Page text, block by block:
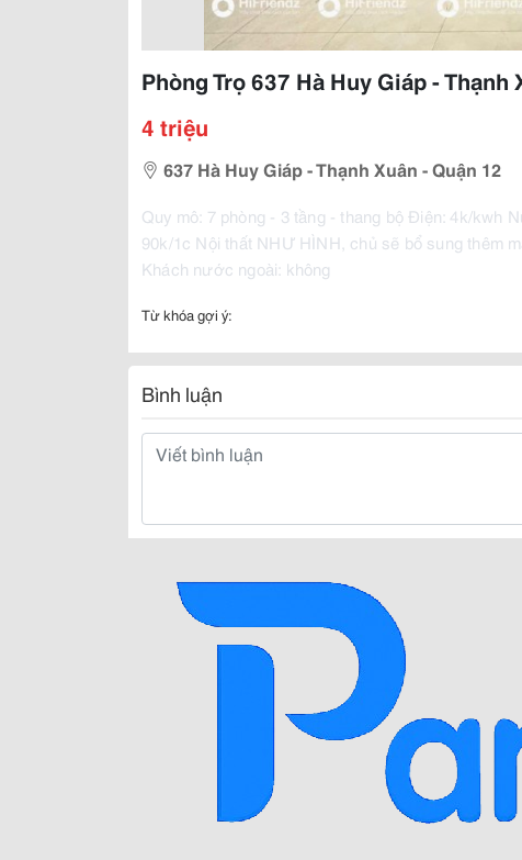
Phòng Trọ 637 Hà Huy Giáp - Thạnh
4 triệu
637 Hà Huy Giáp - Thạnh Xuân - Quận 12
Quy mô: 7 phòng - 3 tầng - thang bộ Điện: 4k/kwh
90k/1c Nội thất NHƯ HÌNH, chủ sẽ bổ sung thêm
Khách nước ngoài: không
Từ khóa gợi ý:
Bình luận